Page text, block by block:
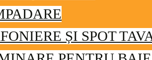
ȘI SPOT